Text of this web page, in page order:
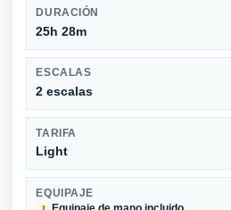
DURACIÓN
25h 28m
ESCALAS
2 escalas
TARIFA
Light
EQUIPAJE